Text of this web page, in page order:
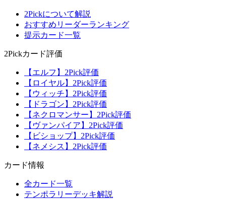
2Pickについて解説
おすすめリーダーランキング
提示カード一覧
2Pickカード評価
【エルフ】2Pick評価
【ロイヤル】2Pick評価
【ウィッチ】2Pick評価
【ドラゴン】2Pick評価
【ネクロマンサー】2Pick評価
【ヴァンパイア】2Pick評価
【ビショップ】2Pick評価
【ネメシス】2Pick評価
カード情報
全カード一覧
テンポラリーデッキ解説